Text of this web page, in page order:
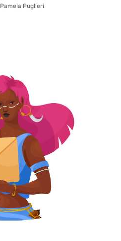
Pamela Puglieri